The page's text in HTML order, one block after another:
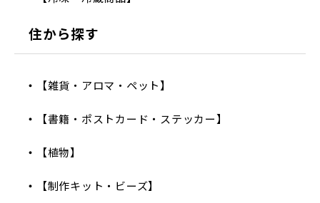
住から探す
【雑貨・アロマ・ペット】
【書籍・ポストカード・ステッカー】
【植物】
【制作キット・ビーズ】